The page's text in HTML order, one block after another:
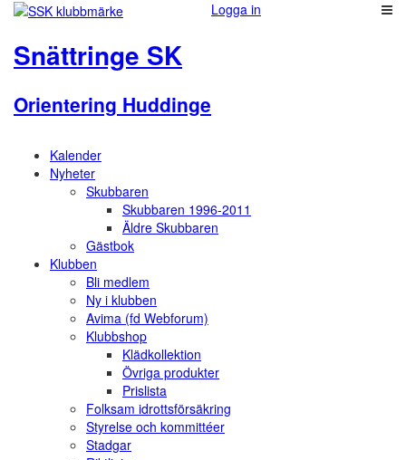
Logga in
Snättringe SK
Orientering Huddinge
Kalender
Nyheter
Skubbaren
Skubbaren 1996-2011
Äldre Skubbaren
Gästbok
Klubben
Bli medlem
Ny i klubben
Avima (fd Webforum)
Klubbshop
Klädkollektion
Övriga produkter
Prislista
Folksam idrottsförsäkring
Styrelse och kommittéer
Stadgar